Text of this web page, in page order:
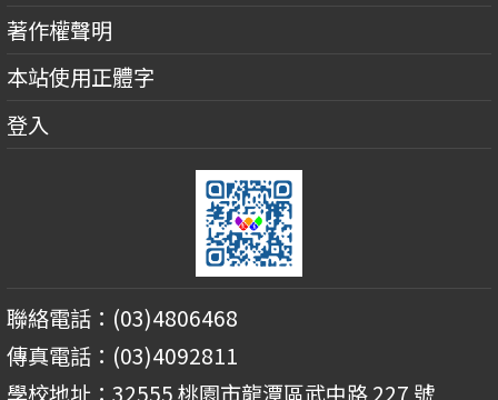
著作權聲明
本站使用正體字
登入
聯絡電話：(03)4806468
傳真電話：(03)4092811
學校地址：32555 桃園市龍潭區武中路 227 號